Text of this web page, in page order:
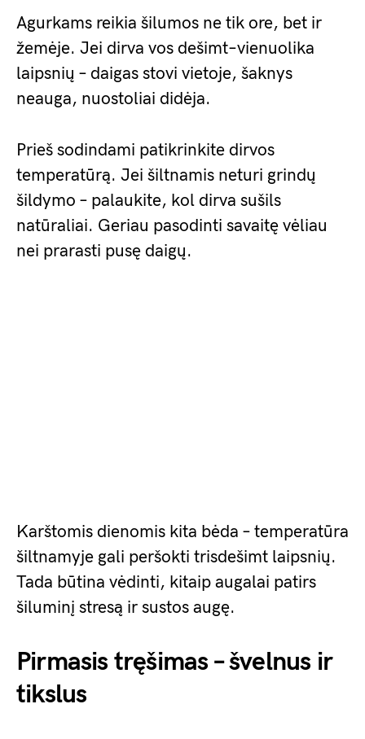
Agurkams reikia šilumos ne tik ore, bet ir
žemėje. Jei dirva vos dešimt–vienuolika
laipsnių – daigas stovi vietoje, šaknys
neauga, nuostoliai didėja.
Prieš sodindami patikrinkite dirvos
temperatūrą. Jei šiltnamis neturi grindų
šildymo – palaukite, kol dirva sušils
natūraliai. Geriau pasodinti savaitę vėliau
nei prarasti pusę daigų.
Karštomis dienomis kita bėda – temperatūra
šiltnamyje gali peršokti trisdešimt laipsnių.
Tada būtina vėdinti, kitaip augalai patirs
šiluminį stresą ir sustos augę.
Pirmasis tręšimas – švelnus ir
tikslus